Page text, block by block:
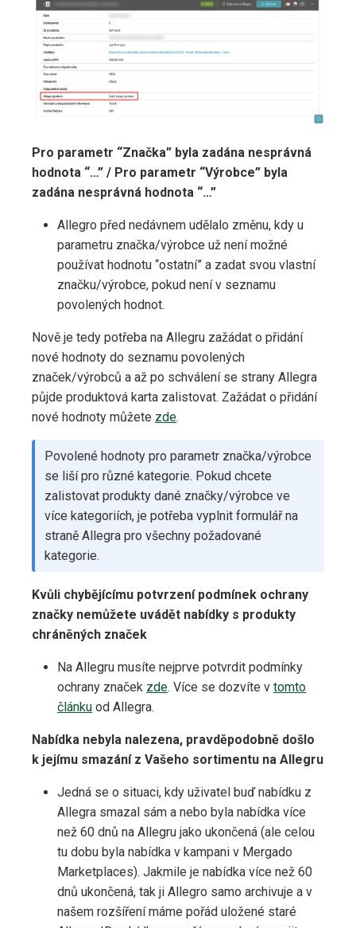
Pro parametr “Značka” byla zadána nesprávná
hodnota “…” / Pro parametr “Výrobce” byla
zadána nesprávná hodnota “…”
Allegro před nedávnem udělalo změnu, kdy u
parametru značka/výrobce už není možné
používat hodnotu “ostatní” a zadat svou vlastní
značku/výrobce, pokud není v seznamu
povolených hodnot.
Nově je tedy potřeba na Allegru zažádat o přidání
nové hodnoty do seznamu povolených
značek/výrobců a až po schválení se strany Allegra
půjde produktová karta zalistovat. Zažádat o přidání
nové hodnoty můžete zde.
Povolené hodnoty pro parametr značka/výrobce
se liší pro různé kategorie. Pokud chcete
zalistovat produkty dané značky/výrobce ve
více kategoriích, je potřeba vyplnit formulář na
straně Allegra pro všechny požadované
kategorie.
Kvůli chybějícímu potvrzení podmínek ochrany
značky nemůžete uvádět nabídky s produkty
chráněných značek
Na Allegru musíte nejprve potvrdit podmínky
ochrany značek zde. Více se dozvíte v tomto
článku od Allegra.
Nabídka nebyla nalezena, pravděpodobně došlo
k jejímu smazání z Vašeho sortimentu na Allegru
Jedná se o situaci, kdy uživatel buď nabídku z
Allegra smazal sám a nebo byla nabídka více
než 60 dnů na Allegru jako ukončená (ale celou
tu dobu byla nabídka v kampani v Mergado
Marketplaces). Jakmile je nabídka více než 60
dnů ukončená, tak ji Allegro samo archivuje a v
našem rozšíření máme pořád uložené staré